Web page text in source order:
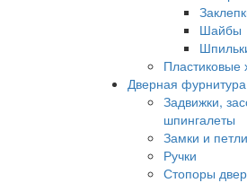
Шайбы
Пластиковые
Дверная фурнитура
Задвижки,
шпингалеты
Замки и петли
Ручки
Стопоры